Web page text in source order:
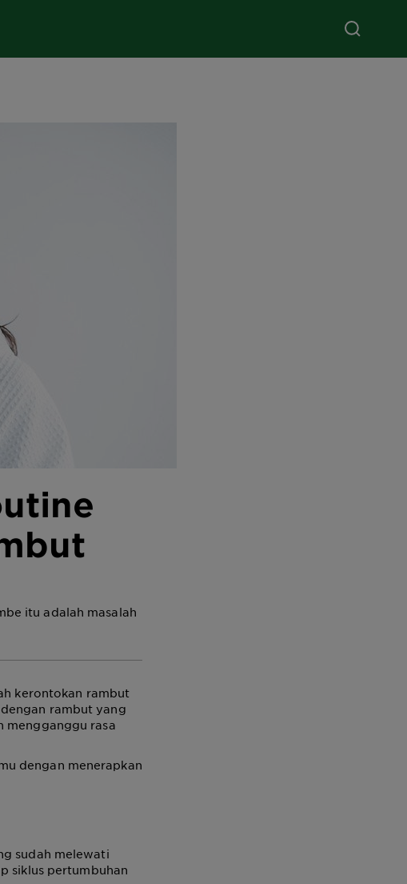
itu adalah masalah
kerontokan rambut
rambut yang
mengganggu rasa
dengan menerapkan
sudah melewati
siklus pertumbuhan